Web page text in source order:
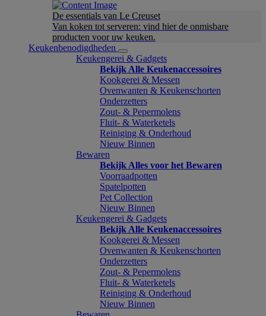
De essentials van Le Creuset
Van koken tot serveren: vind hier de onmisbare
producten voor uw keuken.
Keukenbenodigdheden
Keukengerei & Gadgets
Bekijk Alle Keukenaccessoires
Kookgerei & Messen
Ovenwanten & Keukenschorten
Onderzetters
Zout- & Pepermolens
Fluit- & Waterketels
Reiniging & Onderhoud
Nieuw Binnen
Bewaren
Bekijk Alles voor het Bewaren
Voorraadpotten
Spatelpotten
Pet Collection
Nieuw Binnen
Keukengerei & Gadgets
Bekijk Alle Keukenaccessoires
Kookgerei & Messen
Ovenwanten & Keukenschorten
Onderzetters
Zout- & Pepermolens
Fluit- & Waterketels
Reiniging & Onderhoud
Nieuw Binnen